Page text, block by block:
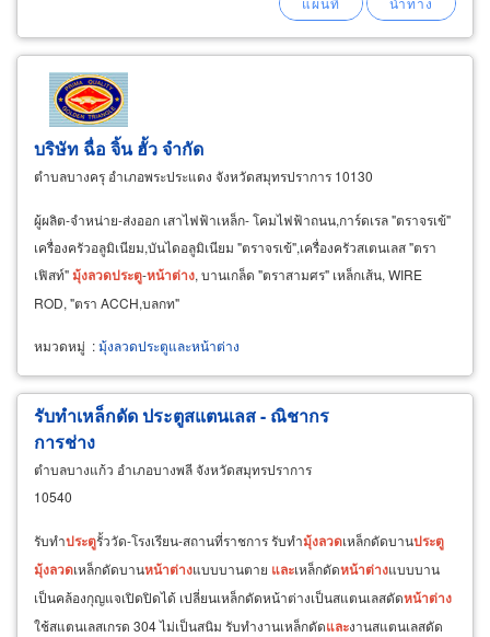
บริษัท ฉื่อ จิ้น ฮั้ว จำกัด
ตำบลบางครุ อำเภอพระประแดง จังหวัดสมุทรปราการ 10130
ผู้ผลิต-จำหน่าย-ส่งออก เสาไฟฟ้าเหล็ก- โคมไฟฟ้าถนน,การ์ดเรล "ตราจรเข้"
เครื่องครัวอลูมิเนียม,บันไดอลูมิเนียม "ตราจรเข้",เครื่องครัวสเตนเลส "ตรา
เฟิสท์"มุ้งลวดประตู-หน้าต่าง, บานเกล็ด "ตราสามศร" เหล็กเส้น, WIRE
ROD, "ตรา ACCH,บลกท"
หมวดหมู่ :มุ้งลวดประตูและหน้าต่าง
รับทำเหล็กดัด ประตูสแตนเลส - ณิชากร
การช่าง
ตำบลบางแก้ว อำเภอบางพลี จังหวัดสมุทรปราการ
10540
รับทำประตูรั้ววัด-โรงเรียน-สถานที่ราชการ รับทำมุ้งลวดเหล็กดัดบานประตู
มุ้งลวดเหล็กดัดบานหน้าต่างแบบบานตาย และเหล็กดัดหน้าต่างแบบบาน
เป็นคล้องกุญแจเปิดปิดได้ เปลี่ยนเหล็กดัดหน้าต่างเป็นสแตนเลสดัดหน้าต่าง
ใช้สแตนเลสเกรด 304 ไม่เป็นสนิม รับทำงานเหล็กดัดและงานสแตนเลสดัด